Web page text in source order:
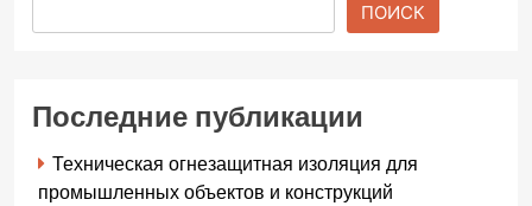
ПОИСК
Последние публикации
Техническая огнезащитная изоляция для
промышленных объектов и конструкций